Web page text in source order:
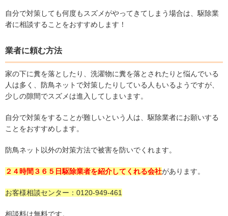
自分で対策しても何度もスズメがやってきてしまう場合は、駆除業
者に相談することをおすすめします！
業者に頼む方法
家の下に糞を落としたり、洗濯物に糞を落とされたりと悩んでいる
人は多く、防鳥ネットで対策したりしている人もいるようですが、
少しの隙間でスズメは進入してしまいます。
自分で対策をすることが難しいという人は、駆除業者にお願いする
ことをおすすめします。
防鳥ネット以外の対策方法で被害を防いでくれます。
２４時間３６５日駆除業者を紹介してくれる会社があります。
お客様相談センター：0120-949-461
相談料は無料です。